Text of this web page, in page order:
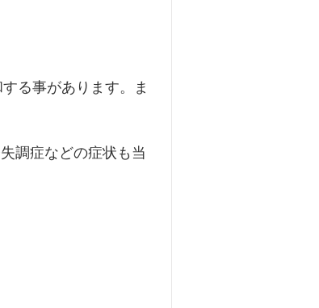
る事があります。ま
調症などの症状も当